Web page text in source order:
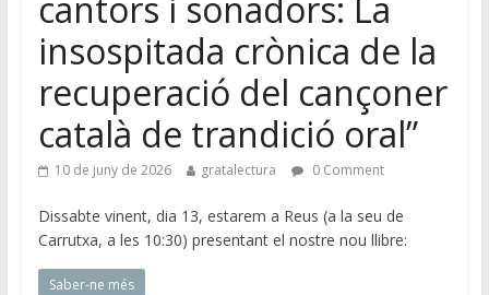
insospitada crònica de la
recuperació del cançoner
català de trandició oral”
10 de juny de 2026 gratalectura 0 Comment
Dissabte vinent, dia 13, estarem a Reus (a la seu de
Carrutxa, a les 10:30) presentant el nostre nou llibre:
Saber-ne més